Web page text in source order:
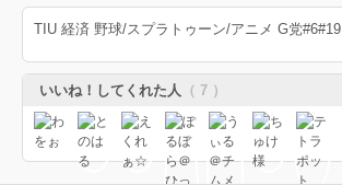
TIU 経済 野球/スプラトゥーン/アニメ G党#6#19
いいね！してくれた人 （ 7 ）